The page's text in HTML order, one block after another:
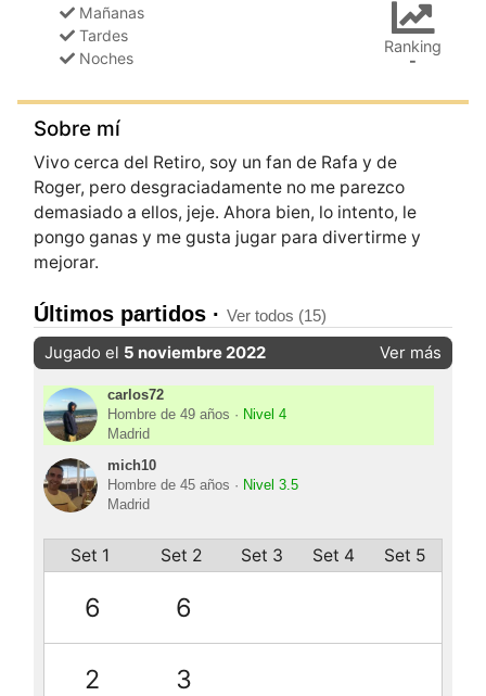
Mañanas
Tardes
Noches
Ranking
-
Sobre mí
Vivo cerca del Retiro, soy un fan de Rafa y de
Roger, pero desgraciadamente no me parezco
demasiado a ellos, jeje. Ahora bien, lo intento, le
pongo ganas y me gusta jugar para divertirme y
mejorar.
Últimos partidos ·Ver todos (15)
Jugado el 5 noviembre 2022 Ver más
carlos72
Hombre de 49 años · Nivel 4
Madrid
mich10
Hombre de 45 años · Nivel 3.5
Madrid
Set 1 Set 2 Set 3 Set 4 Set 5
6 6
2 3